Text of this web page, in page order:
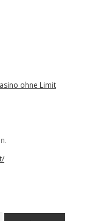
ohne Limit